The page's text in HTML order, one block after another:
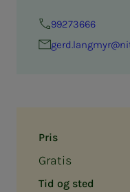
Pris
Gratis
Tid og sted
99273666